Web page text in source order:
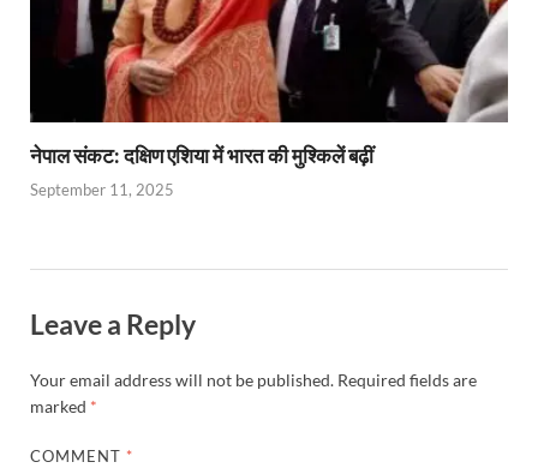
नेपाल संकट: दक्षिण एशिया में भारत की मुश्किलें बढ़ीं
September 11, 2025
Leave a Reply
Your email address will not be published. Required fields are
marked *
COMMENT *